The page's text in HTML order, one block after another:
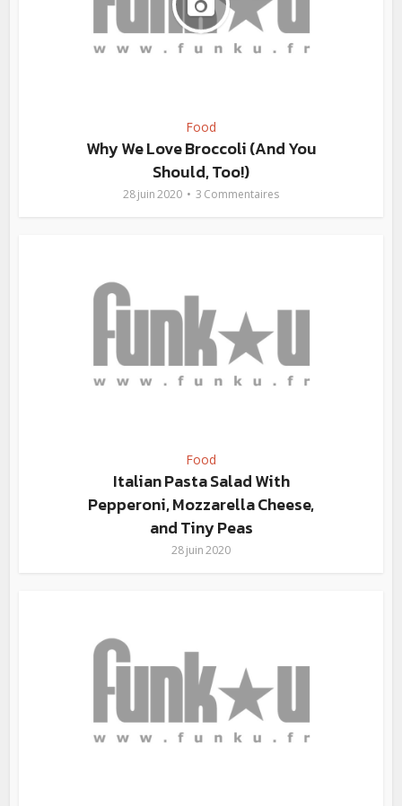
Food
Why We Love Broccoli (And You
Should, Too!)
28 juin 2020 3 Commentaires
Food
Italian Pasta Salad With
Pepperoni, Mozzarella Cheese,
and Tiny Peas
28 juin 2020